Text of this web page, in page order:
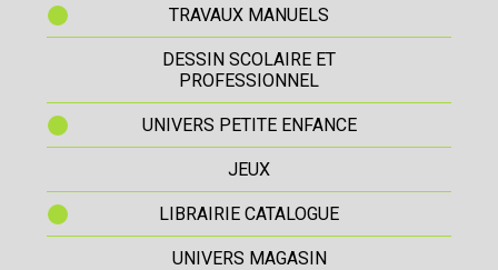
TRAVAUX MANUELS
DESSIN SCOLAIRE ET
PROFESSIONNEL
UNIVERS PETITE ENFANCE
JEUX
LIBRAIRIE CATALOGUE
UNIVERS MAGASIN